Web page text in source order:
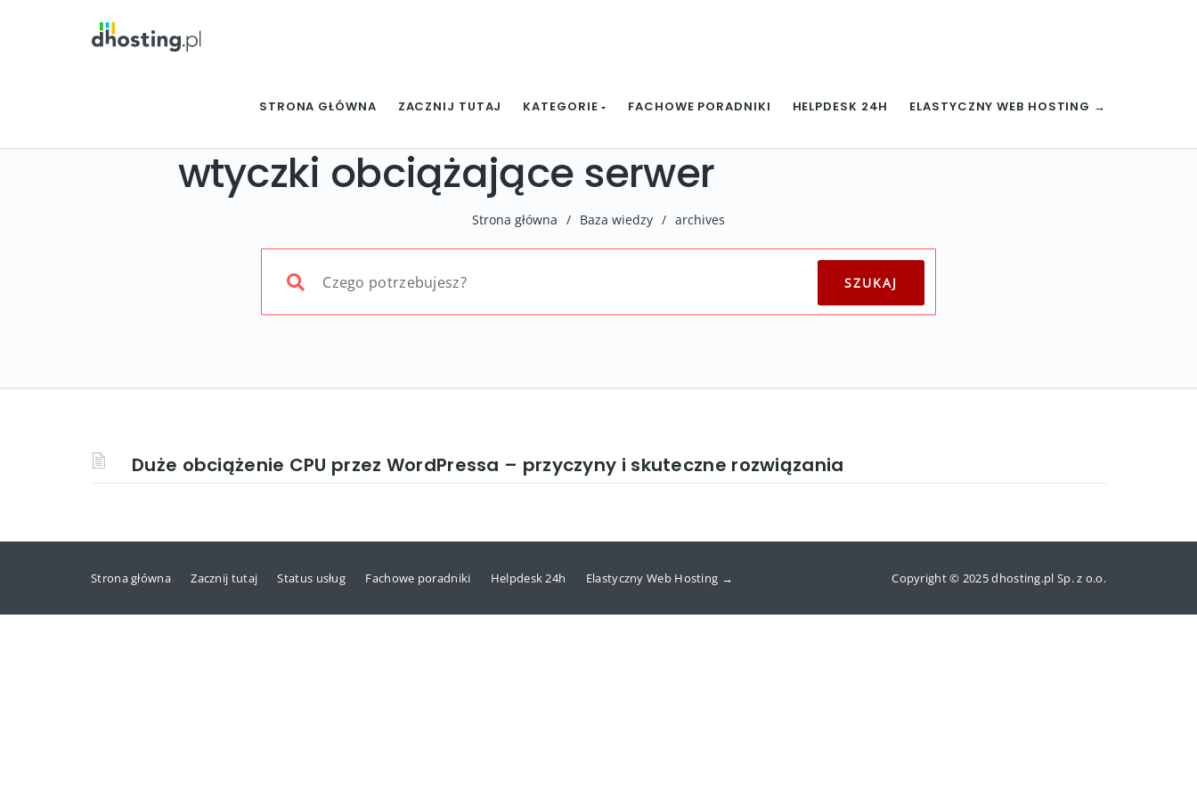
STRONA GŁÓWNA ZACZNIJ TUTAJ KATEGORIE FACHOWE PORADNIKI HELPDESK 24H ELASTYCZNY WEB HOSTING →
wtyczki obciążające serwer
Strona główna / Baza wiedzy / archives
Duże obciążenie CPU przez WordPressa – przyczyny i skuteczne rozwiązania
Strona główna Zacznij tutaj Status usług Fachowe poradniki Helpdesk 24h Elastyczny Web Hosting → Copyright © 2025 dhosting.pl Sp. z o.o.